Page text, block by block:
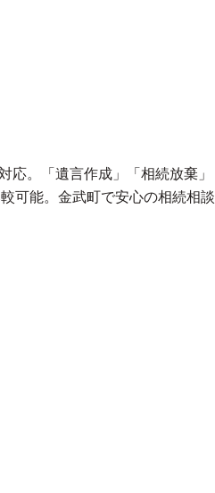
応。「遺言作成」「相続放棄」
可能。金武町で安心の相続相談